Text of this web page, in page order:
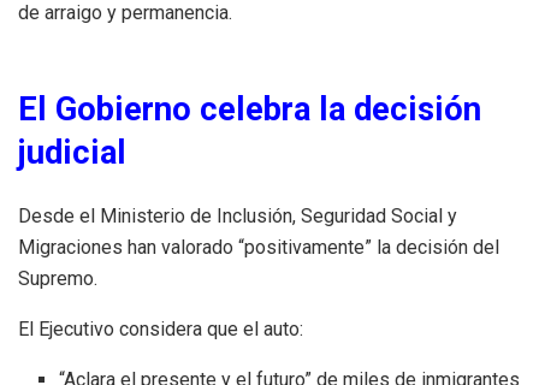
de arraigo y permanencia.
El Gobierno celebra la decisión
judicial
Desde el Ministerio de Inclusión, Seguridad Social y
Migraciones han valorado “positivamente” la decisión del
Supremo.
El Ejecutivo considera que el auto:
“Aclara el presente y el futuro” de miles de inmigrantes